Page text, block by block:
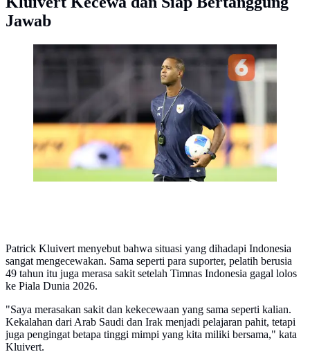
Jawab
Pelatih Timnas Indonesia, Patrick Kluivert, memimpin
latihan resmi menjelang FIFA Matchday melawan
Chinese Taipei di Stadion Gelora Bung Tomo,
Surabaya, Kamis (04/09/2025). (Bola.com/Abdul Aziz)
Patrick Kluivert menyebut bahwa situasi yang dihadapi Indonesia
sangat mengecewakan. Sama seperti para suporter, pelatih berusia
49 tahun itu juga merasa sakit setelah Timnas Indonesia gagal lolos
ke Piala Dunia 2026.
"Saya merasakan sakit dan kekecewaan yang sama seperti kalian.
Kekalahan dari Arab Saudi dan Irak menjadi pelajaran pahit, tetapi
juga pengingat betapa tinggi mimpi yang kita miliki bersama," kata
Kluivert.